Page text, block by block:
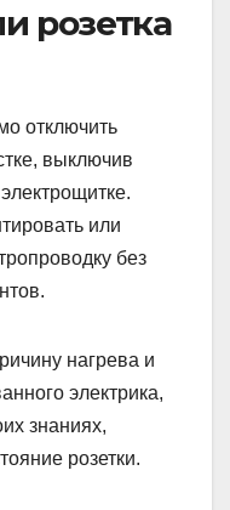
розетка
отключить
выключив
или
без
нагрева и
электрика,
знаниях,
розетки.